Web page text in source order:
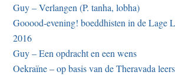
Guy – Verlangen (P. tanha, lobha)
Gooood-evening! boeddhisten in de Lage
2016
Guy – Een opdracht en een wens
Oekraïne – op basis van de Theravada